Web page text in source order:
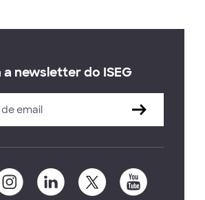
a newsletter do ISEG